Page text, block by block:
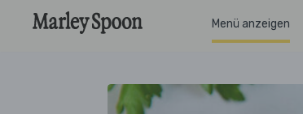
Menü anzeigen